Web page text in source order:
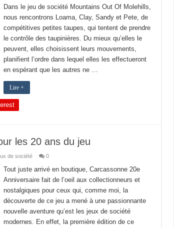
Dans le jeu de société Mountains Out Of Molehills,
nous rencontrons Loama, Clay, Sandy et Pete, de
compétitives petites taupes, qui tentent de prendre
le contrôle des taupinières. Du mieux qu’elles le
peuvent, elles choisissent leurs mouvements,
planifient l’ordre dans lequel elles les effectueront
en espérant que les autres ne …
Lire +
les 20 ans du jeu
de société 0
Tout juste arrivé en boutique, Carcassonne 20e
Anniversaire fait de l’oeil aux collectionneurs et
nostalgiques pour ceux qui, comme moi, la
découverte de ce jeu a mené à une passionnante
nouvelle aventure qu’est les jeux de société
modernes. En effet, la première édition de ce